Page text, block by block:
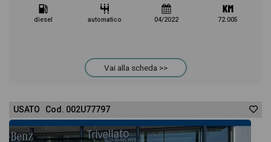
diesel automatico 04/2022 72.005
Vai alla scheda >>
USATO Cod. 002U77797